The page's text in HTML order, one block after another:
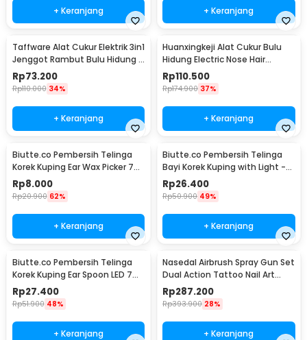
+ Keranjang + Keranjang
Taffware Alat Cukur Elektrik 3in1
Jenggot Rambut Bulu Hidung -
AG-818
Rp73.200
Rp110.000 34%
+ Keranjang
Huanxingkeji Alat Cukur Bulu
Hidung Electric Nose Hair
Trimmer - HN1
Rp110.500
Rp174.900 37%
+ Keranjang
Biutte.co Pembersih Telinga
Korek Kuping Ear Wax Picker 7
PCS - JC7
Rp8.000
Rp20.900 62%
+ Keranjang
Biutte.co Pembersih Telinga
Bayi Korek Kuping with Light -
0ZJX9
Rp26.400
Rp50.900 49%
+ Keranjang
Biutte.co Pembersih Telinga
Korek Kuping Ear Spoon LED 7
PCS - JC9
Rp27.400
Rp51.900 48%
+ Keranjang
Nasedal Airbrush Spray Gun Set
Dual Action Tattoo Nail Art
Painting - NT-180K-3
Rp287.200
Rp393.900 28%
+ Keranjang